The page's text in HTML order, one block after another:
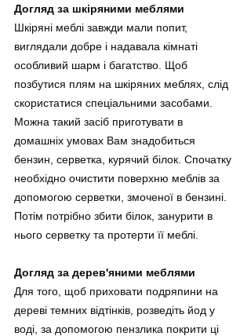
Догляд за шкіряними меблями
Шкіряні меблі завжди мали попит,
виглядали добре і надавала кімнаті
особливий шарм і багатство. Щоб
позбутися плям на шкіряних меблях, слід
скористатися спеціальними засобами.
Можна такий засіб приготувати в
домашніх умовах Вам знадобиться
бензин, серветка, курячий білок. Спочатку
необхідно очистити поверхню меблів за
допомогою серветки, змоченої в бензині.
Потім потрібно збити білок, занурити в
нього серветку та протерти її меблі.
Догляд за дерев'яними меблями
Для того, щоб приховати подряпини на
дереві темних відтінків, розведіть йод у
воді, за допомогою пензлика покрити ці